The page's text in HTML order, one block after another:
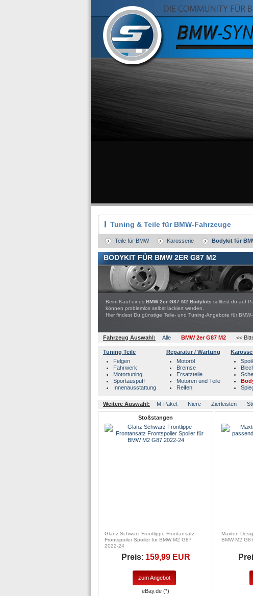
Tuning & Teile für BMW-Fahrzeuge
Teile für BMW Karosserie Bodykit für
BODYKIT FÜR BMW 2ER G87 M2
Beim Kauf eines BMW 2er G87 M2 Bodykits solltest du auf
können problemlos selbst lackiert werden.
Hier findest Du günstige Teile- und Tuning-Angebote für
Fahrzeug Auswahl: Alle BMW 2er G87 M2 <<
Tuning Teile
Felgen
Fahrwerk
Motortuning
Sportauspuff
Innenausstattung
Reparatur / Wartung
Motoröl
Bremse
Ersatzteile
Motoren und Teile
Reifen
Weitere Auswahl: M-Paket Niere Zierleisten
Stoßstangen
Glanz Schwarz Frontlippe Frontansatz
Frontspoiler Spoiler für BMW M2 G87
2022-24
Preis: 159,99 EUR
zum Angebot
eBay.de (*)
Maxton
BMW M2